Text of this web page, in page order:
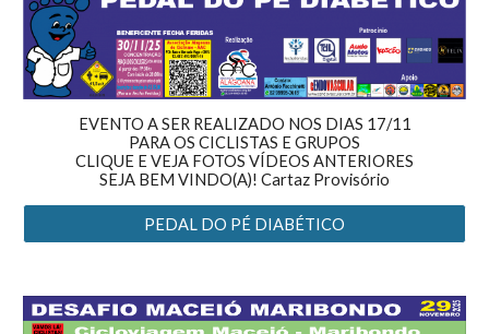
EVENTO A SER REALIZADO NOS DIAS 17/11
PARA OS CICLISTAS E GRUPOS
CLIQUE E VEJA FOTOS VÍDEOS ANTERIORES
SEJA BEM VINDO(A)! Cartaz Provisório
PEDAL DO PÉ DIABÉTICO